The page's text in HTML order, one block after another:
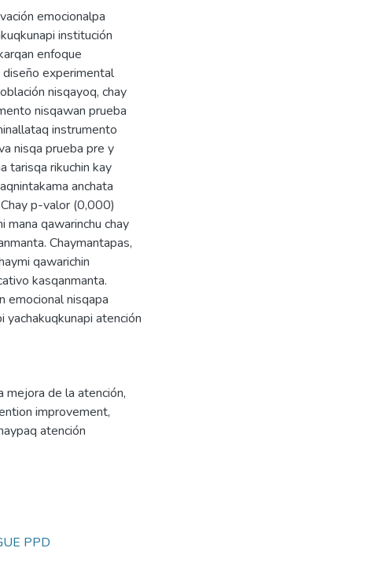
emocionalpa
institución
enfoque
experimental
nisqayoq, chay
nisqawan prueba
instrumento
nisqa prueba pre y
tarisqa rikuchin kay
anchata
p-valor (0,000)
mana qawarinchu chay
Chaymantapas,
qawarichin
kasqanmanta.
emocional nisqapa
yachakuqkunapi atención
mejora de la atención,
improvement,
atención
PPD